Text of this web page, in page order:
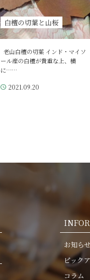
白檀の切葉と山桜
老山白檀の切葉 インド・マイソ
ール産の白檀が貴重な上、横
に……
2021.09.20
お知らせ
ピック
コラム